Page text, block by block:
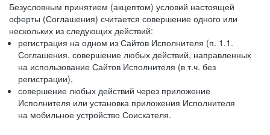
Безусловным принятием (акцептом) условий настоящей
оферты (Соглашения) считается совершение одного или
нескольких из следующих действий:
регистрация на одном из Сайтов Исполнителя (п. 1.1.
Соглашения, совершение любых действий, направленных
на использование Сайтов Исполнителя (в т.ч. без
регистрации),
совершение любых действий через приложение
Исполнителя или установка приложения Исполнителя
на мобильное устройство Соискателя.